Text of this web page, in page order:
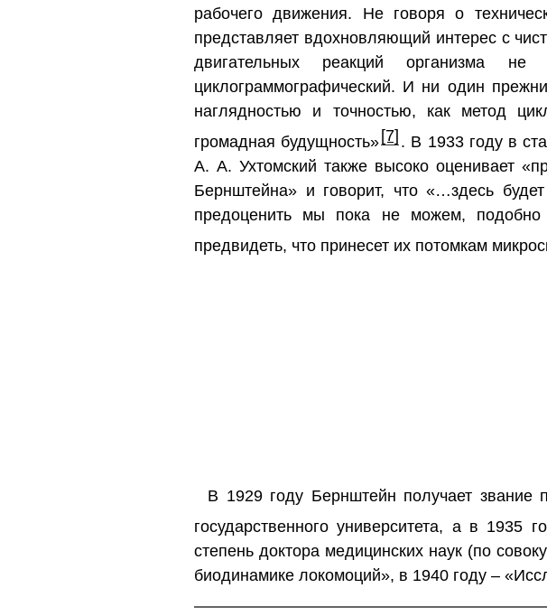
рабочего движения. Не говоря о
представляет вдохновляющий интерес с
двигательных реакций организма
циклограммографический. И ни один
наглядностью и точностью, как метод
громадная будущность» [7] . В 1933 году в
А. А. Ухтомский также высоко оценивает
Бернштейна» и говорит, что «…здесь
предоценить мы пока не можем,
предвидеть, что принесет их потомкам
В 1929 году Бернштейн получает звание
государственного университета, а в 1935
степень доктора медицинских наук (по
биодинамике локомоций», в 1940 году –